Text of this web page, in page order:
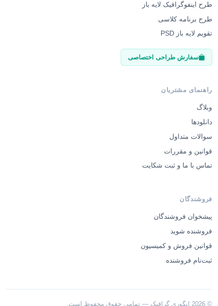
طرح برنامه کلاسی
تقویم لایه باز PSD
سفارش طراحی اختصاصی
دانلودها
سوالات متداول
قوانین و مقررات
تماس با ما و ثبت شکایت
فروشنده شوید
قوانین فروش و کمیسیون
ثبت‌نام فروشنده
·
·